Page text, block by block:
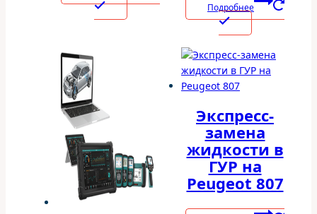
Подробнее
Экспресс-
замена
жидкости в
ГУР на
Peugeot 807